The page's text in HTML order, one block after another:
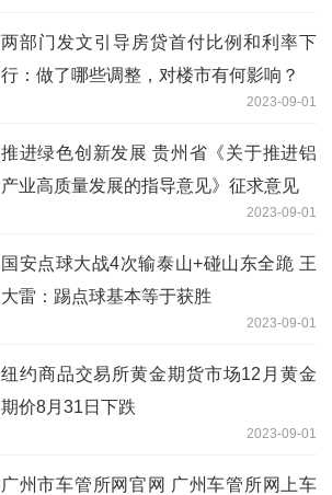
两部门发文引导房贷首付比例和利率下
行：做了哪些调整，对楼市有何影响？
2023-09-01
推进绿色创新发展 贵州省《关于推进铝
产业高质量发展的指导意见》征求意见
2023-09-01
国安点球大战4次输泰山+碰山东全跪 王
大雷：踢点球基本等于获胜
2023-09-01
纽约商品交易所黄金期货市场12月黄金
期价8月31日下跌
2023-09-01
广州市车管所网官网 广州车管所网上车